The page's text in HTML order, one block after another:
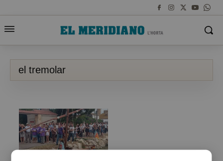
el tremolar